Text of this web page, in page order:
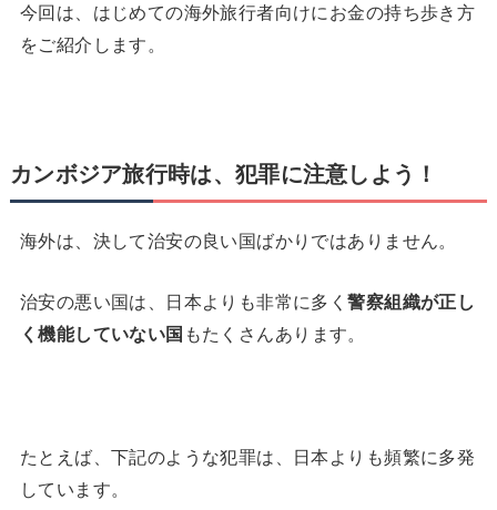
今回は、はじめての海外旅行者向けにお金の持ち歩き方
をご紹介します。
カンボジア旅行時は、犯罪に注意しよう！
海外は、決して治安の良い国ばかりではありません。
治安の悪い国は、日本よりも非常に多く警察組織が正し
く機能していない国 もたくさんあります。
たとえば、下記のような犯罪は、日本よりも頻繁に多発
しています。